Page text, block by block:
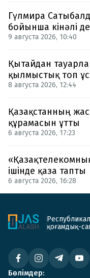
Гүлмира
бойынша кінәлі
9 августа 2026, 10:40
Қытайдан
қылмыстық топ
8 августа 2026, 12:44
Қазақстанның
құрамасын ұтты
6 августа 2026, 17:23
ішінде қаза тапты
6 августа 2026, 16:28
қоғамдық-
Бөлімдер: